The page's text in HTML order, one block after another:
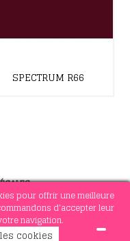
pour offrir une meilleure
d'accepter leur
navigation.
cookies
SPECTRUM R66